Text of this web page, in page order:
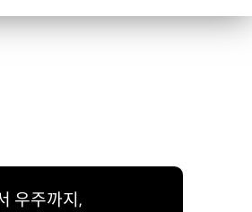
우주까지,